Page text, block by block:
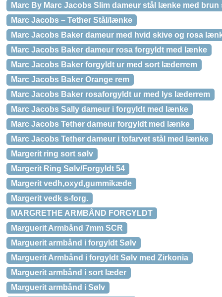
Marc By Marc Jacobs Slim dameur stål lænke med brun
Marc Jacobs – Tether Stål/lænke
Marc Jacobs Baker dameur med hvid skive og rosa
Marc Jacobs Baker dameur rosa forgyldt med lænke
Marc Jacobs Baker forgyldt ur med sort læderrem
Marc Jacobs Baker Orange rem
Marc Jacobs Baker rosaforgyldt ur med lys læderrem
Marc Jacobs Sally dameur i forgyldt med lænke
Marc Jacobs Tether dameur forgyldt med lænke
Marc Jacobs Tether dameur i tofarvet stål med lænke
Margerit ring sort sølv
Margerit Ring Sølv/Forgyldt 54
Margerit vedh,oxyd,gummikæde
Margerit vedk s-forg.
MARGRETHE ARMBÅND FORGYLDT
Marguerit Armbånd 7mm SCR
Marguerit armbånd i forgyldt Sølv
Marguerit Armbånd i forgyldt Sølv med Zirkonia
Marguerit armbånd i sort læder
Marguerit armbånd i Sølv